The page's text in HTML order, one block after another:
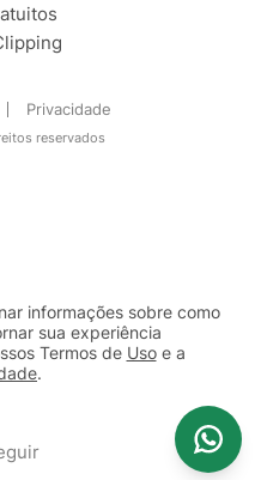
Privacidade
reservados
informações sobre como
sua experiência
Termos de Usoe a
.